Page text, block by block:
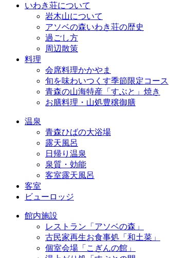
いわき荘について
岩木山について
アソベの森いわき荘の歴史
過ごし方
周辺散策
料理
会席料理かかやま
旬を味わいつくす季節限定コース
青森の山海特産「すぶと」焼き
お膳料理・山処豊穣御膳
温泉
青森ひばの大浴場
露天風呂
日帰り温泉
泉質・効能
客室露天風呂
客室
ビューロッジ
館内施設
レストラン「アソベの森」
古民家再生お食事処「和土菜」
個室会場「こぎんの館」